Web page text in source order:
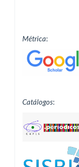
Métrica:
Catálogos: